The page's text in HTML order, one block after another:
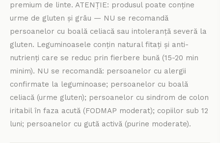
premium de linte. ATENȚIE: produsul poate conține
urme de gluten și grâu — NU se recomandă
persoanelor cu boală celiacă sau intoleranță severă la
gluten. Leguminoasele conțin natural fitați și anti-
nutrienți care se reduc prin fierbere bună (15-20 min
minim). NU se recomandă: persoanelor cu alergii
confirmate la leguminoase; persoanelor cu boală
celiacă (urme gluten); persoanelor cu sindrom de colon
iritabil în faza acută (FODMAP moderat); copiilor sub 12
luni; persoanelor cu gută activă (purine moderate).